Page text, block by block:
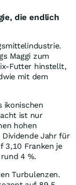
die endlich
Maggi zum
Futter hinstellt,
mit dem
ikonischen
ist nur
hohen
Dividende Jahr für
3,10 Franken je
4 %.
Turbulenzen.